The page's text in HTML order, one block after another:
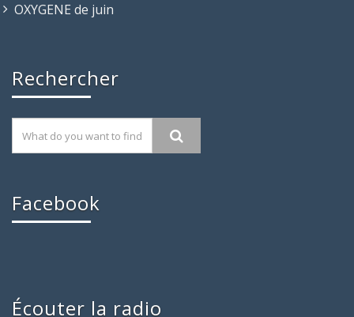
OXYGENE de juin
Rechercher
Facebook
Écouter la radio